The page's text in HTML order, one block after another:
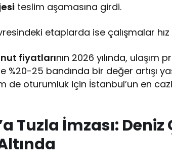
teslim aşamasına girdi.
etaplarda ise çalışmalar
fiyatlarının 2026 yılında, ulaşım
%20-25 bandında bir değer artışı
de oturumluk için İstanbul’un en
Tuzla İmzası: Deniz